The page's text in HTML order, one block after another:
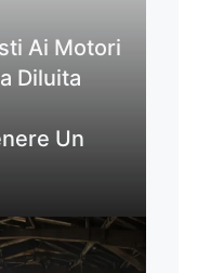
Ai Motori
Diluita
Un